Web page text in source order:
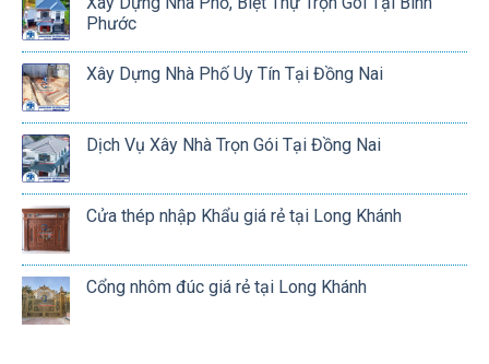
Phước
Xây Dựng Nhà Phố Uy Tín Tại Đồng Nai
Dịch Vụ Xây Nhà Trọn Gói Tại Đồng Nai
Cửa thép nhập Khẩu giá rẻ tại Long Khánh
Cổng nhôm đúc giá rẻ tại Long Khánh